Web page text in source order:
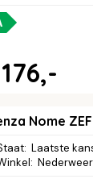
Nome
: Laatste
: